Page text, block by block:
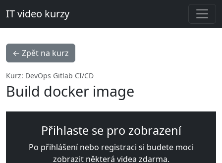
IT video kurzy
← Zpět na kurz
Kurz: DevOps Gitlab CI/CD
Build docker image
Přihlaste se pro zobrazení
Po přihlášení nebo registraci si budete moci
zobrazit některá videa zdarma.